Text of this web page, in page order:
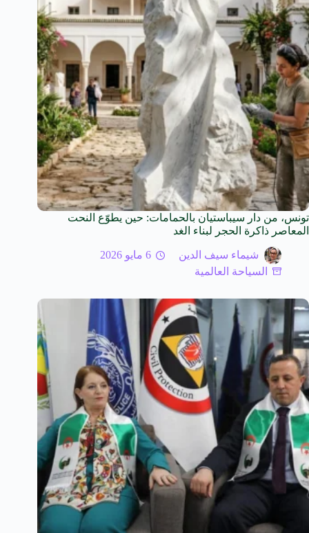
تونس، من دار سيباستيان بالحمامات: حين يطوّع النحت
المعاصر ذاكرة الحجر لبناء الغد
شيماء سيف الدين
6 مايو 2026
السياحة العالمية